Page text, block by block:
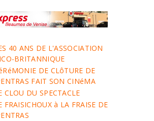
40 ANS DE L'ASSOCIATION
BRITANNIQUE
DE CLôTURE DE
FAIT SON CINéMA
CLOU DU SPECTACLE
FRAISICHOUX à LA FRAISE DE